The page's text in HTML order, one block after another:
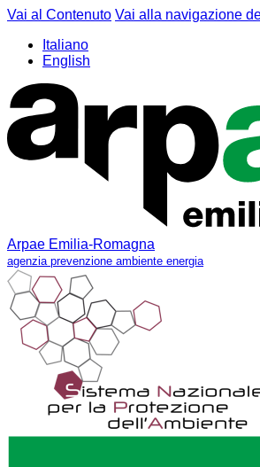
Vai al Contenuto Vai alla navigazione
Italiano
English
Arpae Emilia-Romagna
agenzia prevenzione ambiente energia